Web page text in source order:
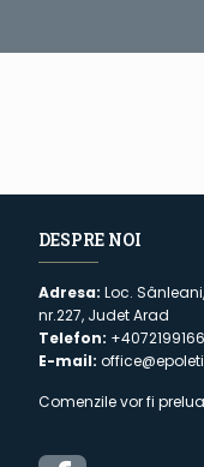
DESPRE NOI
Adresa: Loc.
nr.227, Judet Arad
Telefon:
E-mail:
Comenzile vor fi